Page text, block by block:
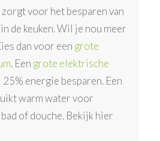
voor het besparen van
de keuken. Wil je nou meer
dan voor een grote
. Een grote elektrische
energie besparen. Een
warm water voor
of douche. Bekijk hier